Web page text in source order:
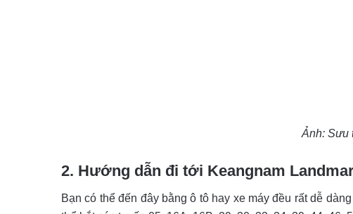
Ảnh: Sưu
2. Hướng dẫn đi tới Keangnam
Bạn có thể đến đây bằng ô tô hay xe máy đều rất dễ